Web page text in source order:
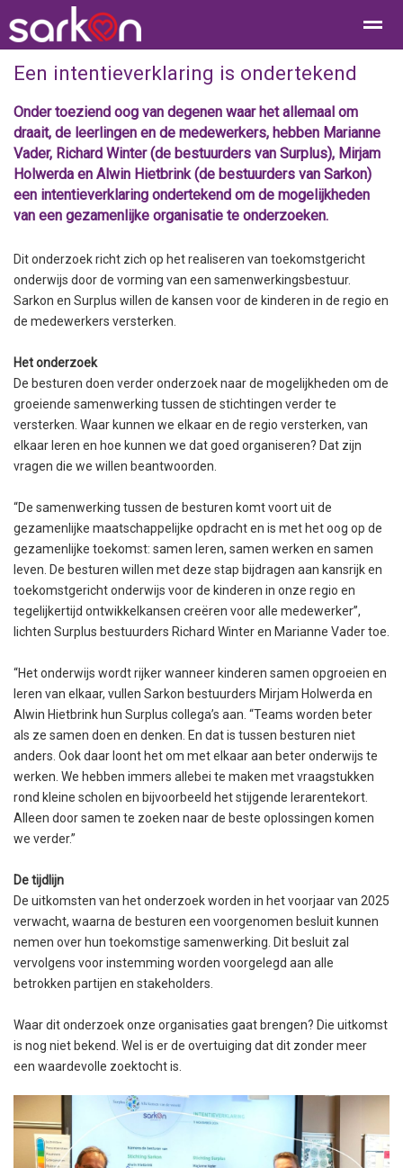
Home Bellen E-mail
Een intentieverklaring is ondertekend
Onder toeziend oog van degenen waar het allemaal om
draait, de leerlingen en de medewerkers, hebben Marianne
Vader, Richard Winter (de bestuurders van Surplus), Mirjam
Holwerda en Alwin Hietbrink (de bestuurders van Sarkon)
een intentieverklaring ondertekend om de mogelijkheden
van een gezamenlijke organisatie te onderzoeken.
Dit onderzoek richt zich op het realiseren van toekomstgericht
onderwijs door de vorming van een samenwerkingsbestuur.
Sarkon en Surplus willen de kansen voor de kinderen in de regio en
de medewerkers versterken.
Het onderzoek
De besturen doen verder onderzoek naar de mogelijkheden om de
groeiende samenwerking tussen de stichtingen verder te
versterken. Waar kunnen we elkaar en de regio versterken, van
elkaar leren en hoe kunnen we dat goed organiseren? Dat zijn
vragen die we willen beantwoorden.
“De samenwerking tussen de besturen komt voort uit de
gezamenlijke maatschappelijke opdracht en is met het oog op de
gezamenlijke toekomst: samen leren, samen werken en samen
leven. De besturen willen met deze stap bijdragen aan kansrijk en
toekomstgericht onderwijs voor de kinderen in onze regio en
tegelijkertijd ontwikkelkansen creëren voor alle medewerker”,
lichten Surplus bestuurders Richard Winter en Marianne Vader toe.
“Het onderwijs wordt rijker wanneer kinderen samen opgroeien en
leren van elkaar, vullen Sarkon bestuurders Mirjam Holwerda en
Alwin Hietbrink hun Surplus collega’s aan. “Teams worden beter
als ze samen doen en denken. En dat is tussen besturen niet
anders. Ook daar loont het om met elkaar aan beter onderwijs te
werken. We hebben immers allebei te maken met vraagstukken
rond kleine scholen en bijvoorbeeld het stijgende lerarentekort.
Alleen door samen te zoeken naar de beste oplossingen komen
we verder.”
De tijdlijn
De uitkomsten van het onderzoek worden in het voorjaar van 2025
verwacht, waarna de besturen een voorgenomen besluit kunnen
nemen over hun toekomstige samenwerking. Dit besluit zal
vervolgens voor instemming worden voorgelegd aan alle
betrokken partijen en stakeholders.
Waar dit onderzoek onze organisaties gaat brengen? Die uitkomst
is nog niet bekend. Wel is er de overtuiging dat dit zonder meer
een waardevolle zoektocht is.